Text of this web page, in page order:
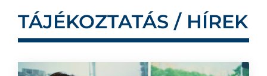
TÁJÉKOZTATÁS / HÍREK